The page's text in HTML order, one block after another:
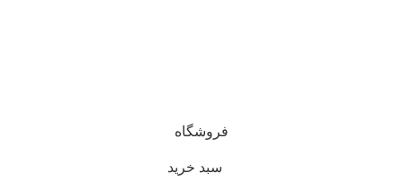
فروشگاه
سبد خرید